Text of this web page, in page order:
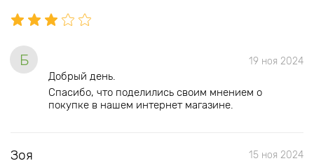
Б 19 ноя 2024
Добрый день.
Спасибо, что поделились своим мнением о
покупке в нашем интернет магазине.
Зоя 15 ноя 2024